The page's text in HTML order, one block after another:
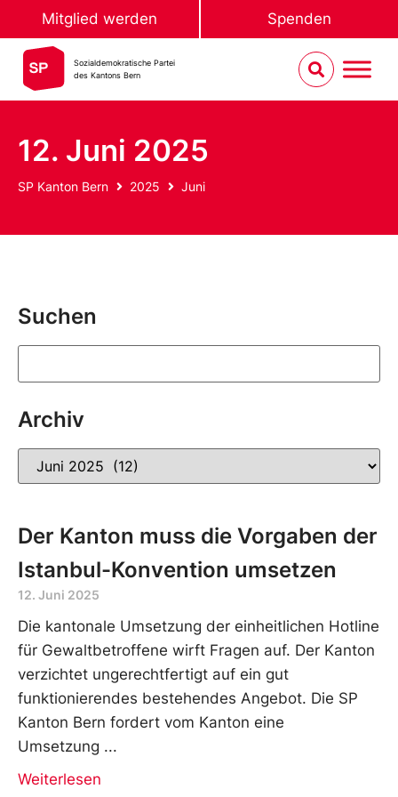
Mitglied werden Spenden
Sozialdemokratische Partei
des Kantons Bern
12. Juni 2025
SP Kanton Bern 2025 Juni
Suchen
Archiv
Der Kanton muss die Vorgaben der
Istanbul-Konvention umsetzen
12. Juni 2025
Die kantonale Umsetzung der einheitlichen Hotline
für Gewaltbetroffene wirft Fragen auf. Der Kanton
verzichtet ungerechtfertigt auf ein gut
funktionierendes bestehendes Angebot. Die SP
Kanton Bern fordert vom Kanton eine
Umsetzung
Weiterlesen